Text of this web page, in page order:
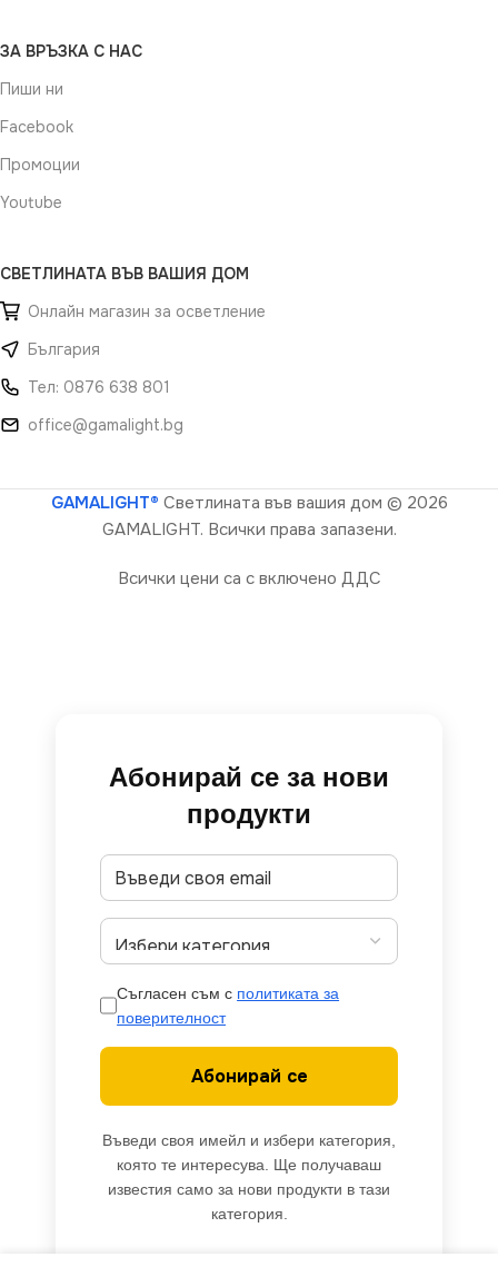
ЗА ВРЪЗКА С НАС
Пиши ни
Facebook
Промоции
Youtube
СВЕТЛИНАТА ВЪВ ВАШИЯ ДОМ
Онлайн магазин за осветление
България
Тел: 0876 638 801
office@gamalight.bg
GAMALIGHT® Светлината във вашия дом © 2026
GAMALIGHT. Всички права запазени.
Всички цени са с включено ДДС
Абонирай се за нови
продукти
Съгласен съм с политиката за
поверителност
Абонирай се
Въведи своя имейл и избери категория,
която те интересува. Ще получаваш
известия само за нови продукти в тази
категория.